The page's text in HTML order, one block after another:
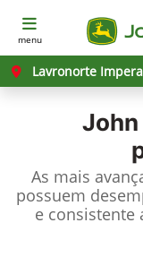
menu
Lavronorte
John
As mais
possuem
e consistente